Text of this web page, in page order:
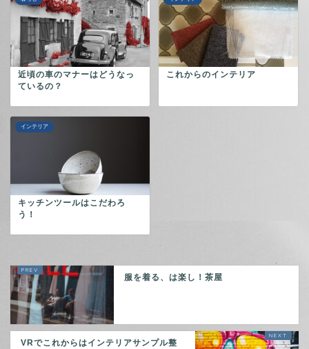
近頃の車のマナーはどうなっ
ているの？
これからのインテリア
インテリア
キッチンツールはこだわろ
う！
服を着る、は楽し！茶屋
VRでこれからはインテリアサンプル整